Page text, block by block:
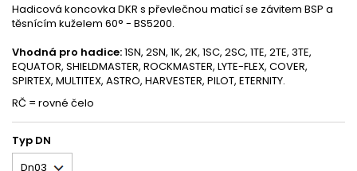
Hadicová koncovka DKR s převlečnou maticí se závitem BSP a
těsnícím kuželem 60° - BS5200.
Vhodná pro hadice:1SN, 2SN, 1K, 2K, 1SC, 2SC, 1TE, 2TE, 3TE,
EQUATOR, SHIELDMASTER, ROCKMASTER, LYTE-FLEX, COVER,
SPIRTEX, MULTITEX, ASTRO, HARVESTER, PILOT, ETERNITY.
RČ = rovné čelo
Typ DN